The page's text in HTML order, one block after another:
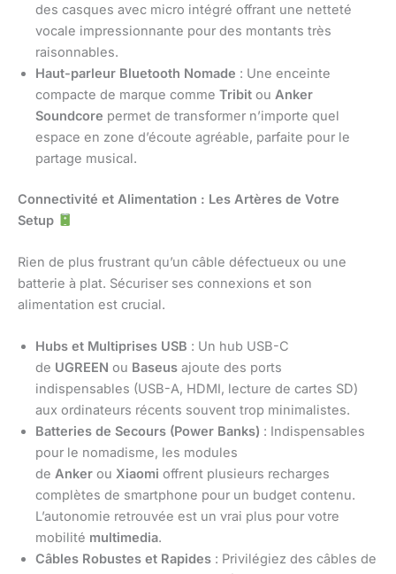
des casques avec micro intégré offrant une netteté
vocale impressionnante pour des montants très
raisonnables.
Haut-parleur Bluetooth Nomade : Une enceinte
compacte de marque comme Tribit ou Anker
Soundcore permet de transformer n’importe quel
espace en zone d’écoute agréable, parfaite pour le
partage musical.
Connectivité et Alimentation : Les Artères de Votre
Setup
Rien de plus frustrant qu’un câble défectueux ou une
batterie à plat. Sécuriser ses connexions et son
alimentation est crucial.
Hubs et Multiprises USB : Un hub USB-C
de UGREEN ou Baseus ajoute des ports
indispensables (USB-A, HDMI, lecture de cartes SD)
aux ordinateurs récents souvent trop minimalistes.
Batteries de Secours (Power Banks) : Indispensables
pour le nomadisme, les modules
de Anker ou Xiaomi offrent plusieurs recharges
complètes de smartphone pour un budget contenu.
L’autonomie retrouvée est un vrai plus pour votre
mobilité multimedia.
Câbles Robustes et Rapides : Privilégiez des câbles de